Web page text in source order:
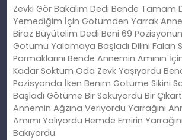
Zevki Gör Bakalım Dedi Bende Tamam
Yemediğim İçin Götümden Yarrak
Biraz Büyütelim Dedi Beni 69
Götümü Yalamaya Başladı Dilini Falan
Parmaklarını Bende Annemin Amının
Kadar Soktum Oda Zevk Yaşıyordu
Pozisyonda İken Benim Götüme Sikini
Başladı Götüme Bir Sokuyordu Bir
Annemin Ağzına Veriyordu Yarrağını
Amımı Yalıyordu Hemde Emirin
Bakıyordu.